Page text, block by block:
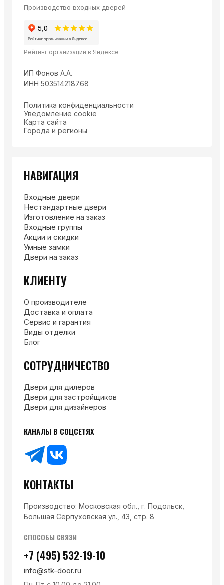
Производство входных дверей
Рейтинг организации в Яндексе
ИП Фонов А.А.
ИНН 503514218768
Политика конфиденциальности
Уведомление cookie
Карта сайта
Города и регионы
НАВИГАЦИЯ
Входные двери
Нестандартные двери
Изготовление на заказ
Входные группы
Акции и скидки
Умные замки
Двери на заказ
КЛИЕНТУ
О производителе
Доставка и оплата
Сервис и гарантия
Виды отделки
Блог
СОТРУДНИЧЕСТВО
Двери для дилеров
Двери для застройщиков
Двери для дизайнеров
КАНАЛЫ В СОЦСЕТЯХ
КОНТАКТЫ
Производство: Московская обл., г. Подольск,
Большая Серпуховская ул., 43, стр. 8
СПОСОБЫ СВЯЗИ
+7 (495) 532-19-10
info@stk-door.ru